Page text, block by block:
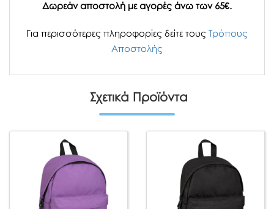
Δωρεάν αποστολή με αγορές άνω των 65€.
Για περισσότερες πληροφορίες δείτε τους Τρόπους
Αποστολής
Σχετικά Προϊόντα